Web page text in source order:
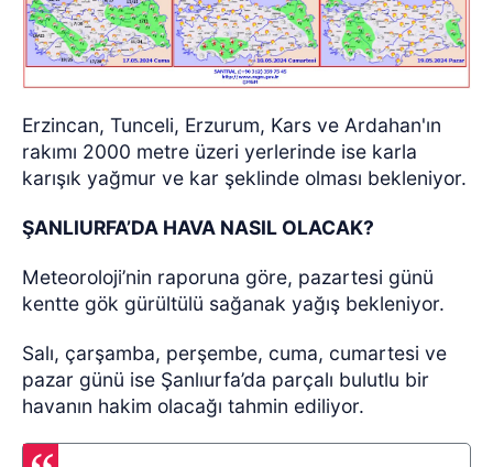
Erzincan, Tunceli, Erzurum, Kars ve Ardahan'ın
rakımı 2000 metre üzeri yerlerinde ise karla
karışık yağmur ve kar şeklinde olması bekleniyor.
ŞANLIURFA’DA HAVA NASIL OLACAK?
Meteoroloji’nin raporuna göre, pazartesi günü
kentte gök gürültülü sağanak yağış bekleniyor.
Salı, çarşamba, perşembe, cuma, cumartesi ve
pazar günü ise Şanlıurfa’da parçalı bulutlu bir
havanın hakim olacağı tahmin ediliyor.